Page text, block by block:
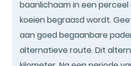
baanlichaam in een
koeien begraasd wordt.
aan goed begaanbare
alternatieve route. Dit